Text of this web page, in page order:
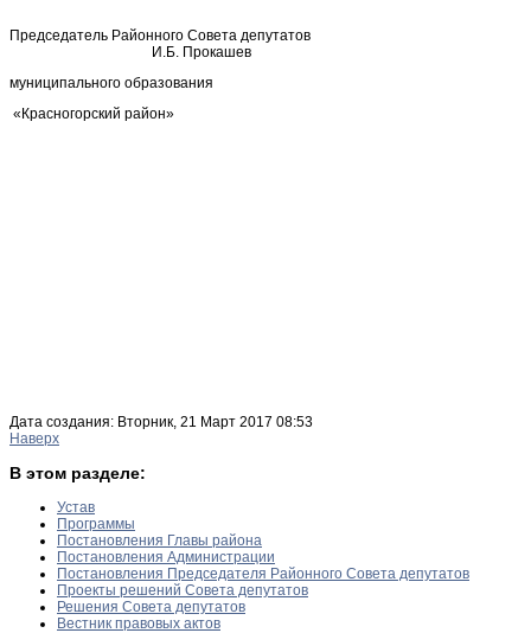
Председатель Районного Совета депутатов
И.Б. Прокашев
муниципального образования
«Красногорский район»
Дата создания: Вторник, 21 Март 2017 08:53
Наверх
В этом разделе:
Устав
Программы
Постановления Главы района
Постановления Администрации
Постановления Председателя Районного Совета депутатов
Проекты решений Совета депутатов
Решения Совета депутатов
Вестник правовых актов